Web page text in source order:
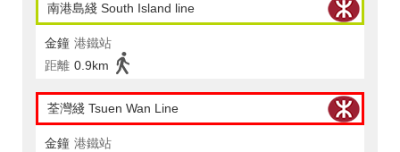
南港島綫 South Island line
金鐘 港鐵站
距離 0.9km
荃灣綫 Tsuen Wan Line
金鐘 港鐵站